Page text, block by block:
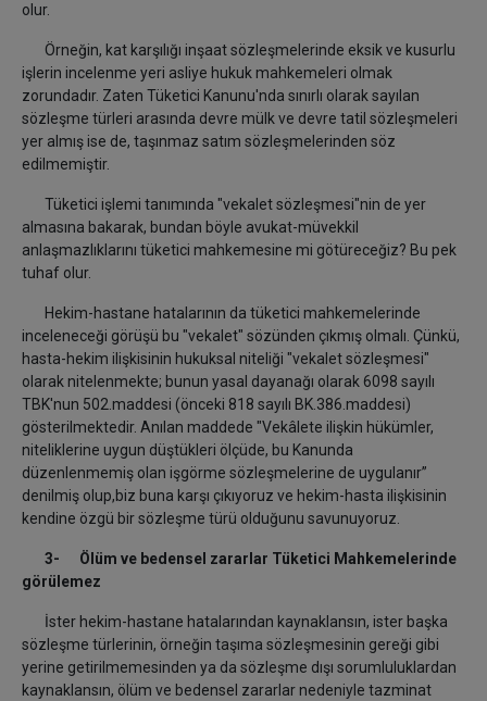
olur.
Örneğin, kat karşılığı inşaat sözleşmelerinde eksik ve kusurlu
işlerin incelenme yeri asliye hukuk mahkemeleri olmak
zorundadır. Zaten Tüketici Kanunu'nda sınırlı olarak sayılan
sözleşme türleri arasında devre mülk ve devre tatil sözleşmeleri
yer almış ise de, taşınmaz satım sözleşmelerinden söz
edilmemiştir.
Tüketici işlemi tanımında "vekalet sözleşmesi"nin de yer
almasına bakarak, bundan böyle avukat-müvekkil
anlaşmazlıklarını tüketici mahkemesine mi götüreceğiz? Bu pek
tuhaf olur.
Hekim-hastane hatalarının da tüketici mahkemelerinde
inceleneceği görüşü bu "vekalet" sözünden çıkmış olmalı. Çünkü,
hasta-hekim ilişkisinin hukuksal niteliği "vekalet sözleşmesi"
olarak nitelenmekte; bunun yasal dayanağı olarak 6098 sayılı
TBK'nun 502.maddesi (önceki 818 sayılı BK.386.maddesi)
gösterilmektedir. Anılan maddede "Vekâlete ilişkin hükümler,
niteliklerine uygun düştükleri ölçüde, bu Kanunda
düzenlenmemiş olan işgörme sözleşmelerine de uygulanır”
denilmiş olup,biz buna karşı çıkıyoruz ve hekim-hasta ilişkisinin
kendine özgü bir sözleşme türü olduğunu savunuyoruz.
3- Ölüm ve bedensel zararlar Tüketici Mahkemelerinde
görülemez
İster hekim-hastane hatalarından kaynaklansın, ister başka
sözleşme türlerinin, örneğin taşıma sözleşmesinin gereği gibi
yerine getirilmemesinden ya da sözleşme dışı sorumluluklardan
kaynaklansın, ölüm ve bedensel zararlar nedeniyle tazminat